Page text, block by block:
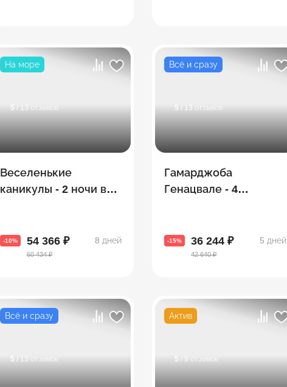
На море
5 / 13 отзывов
Веселенькие
каникулы - 2 ночи в
-10% 54 366 ₽
60 434 ₽
8 дней
Всё и сразу
5 / 13 отзывов
Гамарджоба
Генацвале - 4
-15% 36 244 ₽
42 640 ₽
5 дней
Всё и сразу
5 / 13 отзывов
Актив
5 / 9 отзывов